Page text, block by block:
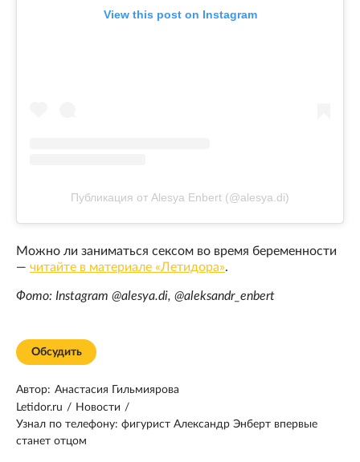
View this post on Instagram
Публикация от Alesya Enbert (@alesya.di)
Можно ли заниматься сексом во время беременности
— читайте в материале «Летидора».
Фото: Instagram @alesya.di, @aleksandr_enbert
Обсудить
Автор: Анастасия Гильмиярова
Letidor.ru / Новости /
Узнал по телефону: фигурист Александр Энберт впервые
станет отцом